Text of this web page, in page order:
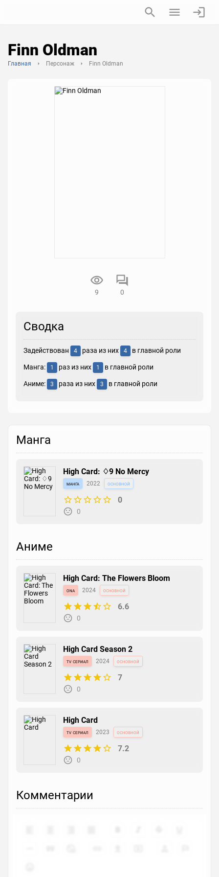
Finn Oldman
Главная Персонаж Finn Oldman
9 0
Сводка
Задействован 4 раза из них 4 в главной роли
Манга: 1 раз из них 1 в главной роли
Аниме: 3 раза из них 3 в главной роли
Манга
High Card: ♢9 No Mercy
манга 2022 основной
0
0
Аниме
High Card: The Flowers Bloom
ona 2024 основной
6.6
0
High Card Season 2
tv сериал 2024 основной
7
0
High Card
tv сериал 2023 основной
7.2
0
Комментарии